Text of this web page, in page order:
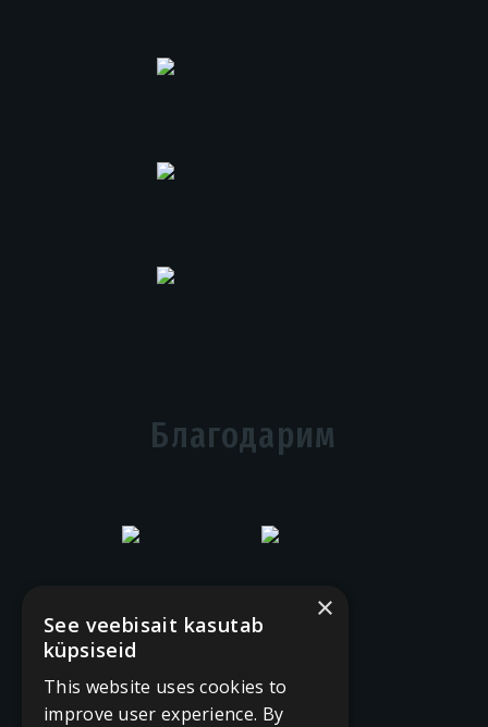
Благодарим
×
See veebisait kasutab
küpsiseid
This website uses cookies to
improve user experience. By